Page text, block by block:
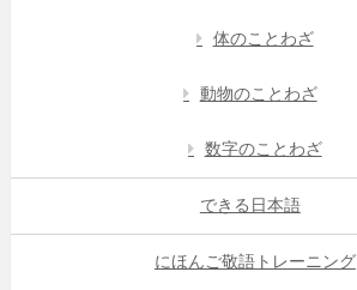
体のことわざ
動物のことわざ
数字のことわざ
できる日本語
にほんご敬語トレーニング